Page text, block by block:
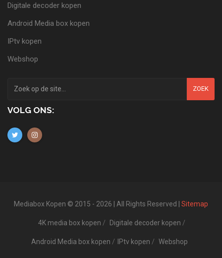
Digitale decoder kopen
Android Media box kopen
IPtv kopen
Webshop
ZOEK
VOLG ONS:
Mediabox Kopen © 2015 - 2026 | All Rights Reserved | Sitemap
4K media box kopen Digitale decoder kopen
Android Media box kopen IPtv kopen Webshop